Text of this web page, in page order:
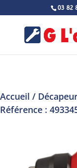
03 82
Accueil /
Référence :